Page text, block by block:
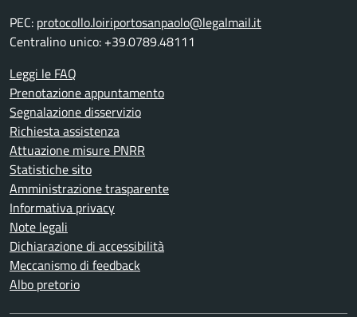
PEC: protocollo.loiriportosanpaolo@legalmail.it
Centralino unico: +39.0789.48111
Leggi le FAQ
Prenotazione appuntamento
Segnalazione disservizio
Richiesta assistenza
Attuazione misure PNRR
Statistiche sito
Amministrazione trasparente
Informativa privacy
Note legali
Dichiarazione di accessibilità
Meccanismo di feedback
Albo pretorio